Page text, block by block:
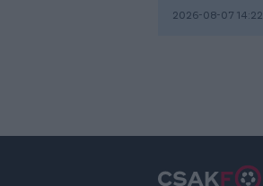
2026-08-07 14:22